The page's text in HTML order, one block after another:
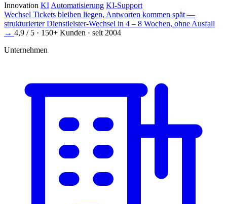
Innovation KI Automatisierung KI-Support
Wechsel Tickets bleiben liegen, Antworten kommen spät —
strukturierter Dienstleister-Wechsel in 4 – 8 Wochen, ohne Ausfall
→ 4,9 / 5 · 150+ Kunden · seit 2004
Unternehmen